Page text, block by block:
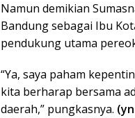
Namun demikian
Bandung sebagai Ibu
pendukung utama
“Ya, saya paham
kita berharap bersama
daerah,” pungkasnya.